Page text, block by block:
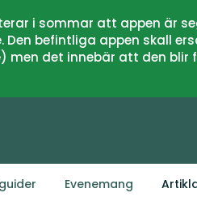
i sommar att appen är
befintliga appen skall
men det innebär att den blir
Evenemang